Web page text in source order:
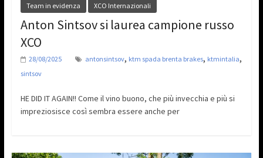
Team in evidenza XCO Internazionali
Anton Sintsov si laurea campione russo
XCO
28/08/2025 antonsintsov, ktm spada brenta brakes, ktmintalia,
sintsov
HE DID IT AGAIN!! Come il vino buono, che più invecchia e più si
impreziosisce così sembra essere anche per